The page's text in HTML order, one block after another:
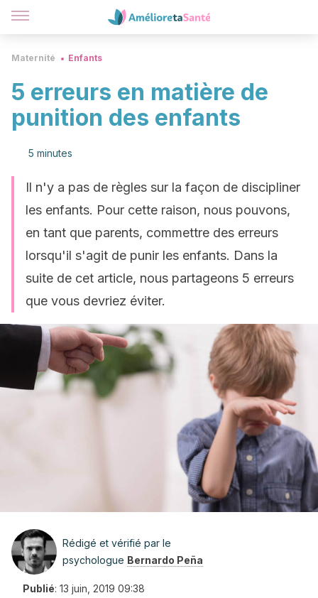
Maternité Enfants
5 erreurs en matière de
punition des enfants
5 minutes
Il n'y a pas de règles sur la façon de discipliner
les enfants. Pour cette raison, nous pouvons,
en tant que parents, commettre des erreurs
lorsqu'il s'agit de punir les enfants. Dans la
suite de cet article, nous partageons 5 erreurs
que vous devriez éviter.
Rédigé et vérifié par le
psychologue Bernardo Peña
Publié: 13 juin, 2019 09:38